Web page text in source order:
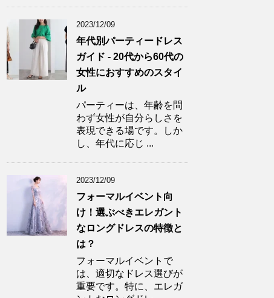
2023/12/09
年代別パーティードレス
ガイド - 20代から60代の
女性におすすめのスタイ
ル
パーティーは、年齢を問
わず女性が自分らしさを
表現できる場です。しか
し、年代に応じ ...
2023/12/09
フォーマルイベント向
け！選ぶべきエレガント
なロングドレスの特徴と
は？
フォーマルイベントで
は、適切なドレス選びが
重要です。特に、エレガ